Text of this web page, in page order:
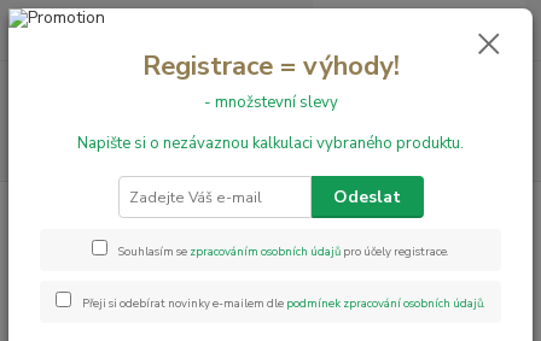
Hledat
+420 731 199 591 0,00 Kč
Vinylové podlahy
Vinylová podlaha Amtico First Salt Washed
Vinylová podlaha Amtico First
Salt Washed Timber
Registrace = výhody!
- množstevní slevy
Napište si o nezávaznou kalkulaci vybraného produktu.
Odeslat
Souhlasím se zpracováním osobních údajů pro účely registrace.
Přeji si odebírat novinky e-mailem dle podmínek zpracování osobních údajů.